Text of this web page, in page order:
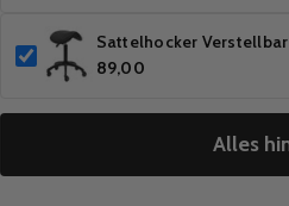
Sattelhocker
89,00
Alles